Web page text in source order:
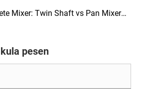
Pembuatan Bata Cerdas & Lestari
Mixer: Twin Shaft vs Pan Mixer
pesen